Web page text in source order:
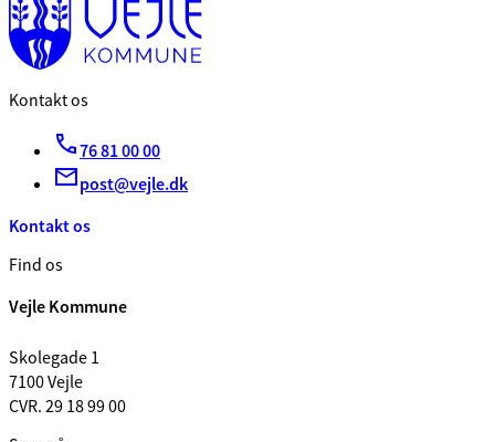
Kontakt os
76 81 00 00
post@vejle.dk
Kontakt os
Find os
Vejle Kommune
Skolegade 1
7100 Vejle
CVR. 29 18 99 00